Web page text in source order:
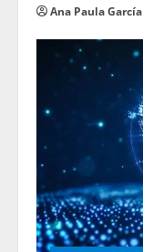
Ana Paula García